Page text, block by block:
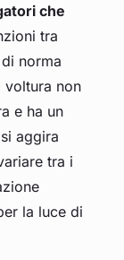
che
tra
norma
voltura non
e ha un
aggira
tra i
la luce di